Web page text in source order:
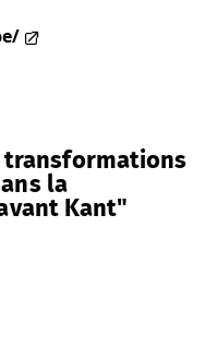
transformations
la
Kant"